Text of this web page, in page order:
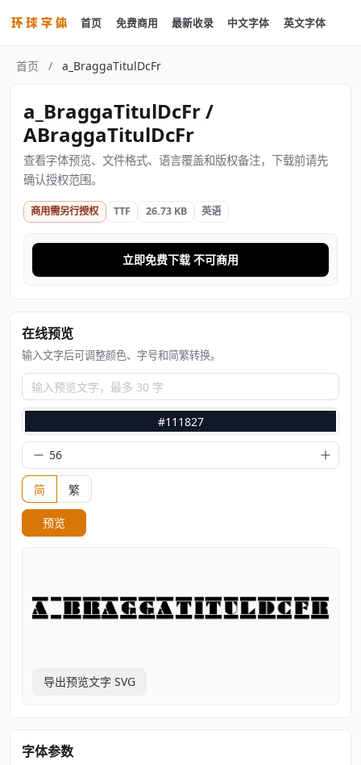
首页 免费商用 最新收录 中文字体 英文字体
首页 / a_BraggaTitulDcFr
a_BraggaTitulDcFr /
ABraggaTitulDcFr
查看字体预览、文件格式、语言覆盖和版权备注，下载前请先
确认授权范围。
商用需另行授权 TTF 26.73 KB 英语
立即免费下载 不可商用
在线预览
输入文字后可调整颜色、字号和简繁转换。
输入预览文字，最多 30 字
#111827
简 繁
预览
导出预览文字 SVG
字体参数